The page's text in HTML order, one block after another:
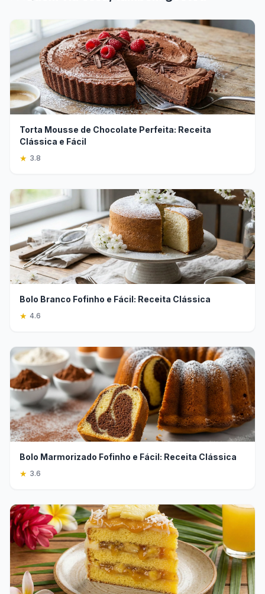
Torta Mousse de Chocolate Perfeita: Receita
Clássica e Fácil
★ 3.8
Bolo Branco Fofinho e Fácil: Receita Clássica
★ 4.6
Bolo Marmorizado Fofinho e Fácil: Receita Clássica
★ 3.6